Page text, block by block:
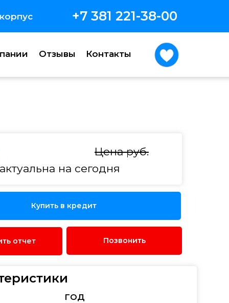
Отзывы Контакты
+7 381 221-38-00
Цена руб.
год
Купить в кредит
отчет Позвонить
на сегодня